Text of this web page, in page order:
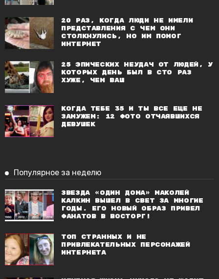
20 раз, когда люди не имели
представления с чем они
столкнулись, но им помог
интернет
25 эпических неудач от людей, у
которых день был в сто раз
хуже, чем ваш
Когда тебе 35 и ты все еще не
замужем: 12 фото отчаявшихся
девушек
Популярное за неделю
Звезда «Один дома» Маколей
Калкин вышел в свет за многие
годы. Его новый образ привел
фанатов в восторг!
Топ странных и не
привлекательных персонажей
Интернета